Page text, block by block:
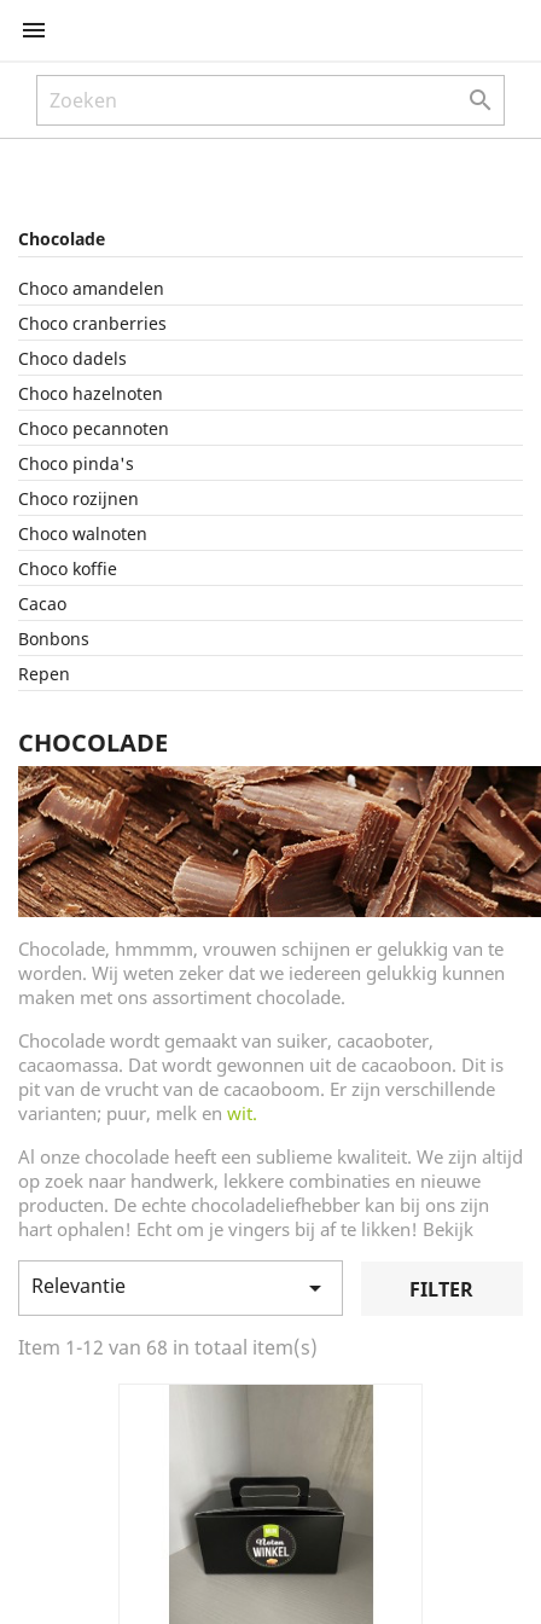


Chocolade
Choco amandelen
Choco cranberries
Choco dadels
Choco hazelnoten
Choco pecannoten
Choco pinda's
Choco rozijnen
Choco walnoten
Choco koffie
Cacao
Bonbons
Repen
CHOCOLADE
Chocolade, hmmmm, vrouwen schijnen er gelukkig van te
worden. Wij weten zeker dat we iedereen gelukkig kunnen
maken met ons assortiment chocolade.
Chocolade wordt gemaakt van suiker, cacaoboter,
cacaomassa. Dat wordt gewonnen uit de cacaoboon. Dit is
pit van de vrucht van de cacaoboom. Er zijn verschillende
varianten; puur, melk en wit.
Al onze chocolade heeft een sublieme kwaliteit. We zijn altijd
op zoek naar handwerk, lekkere combinaties en nieuwe
producten. De echte chocoladeliefhebber kan bij ons zijn
hart ophalen! Echt om je vingers bij af te likken! Bekijk
Relevantie  FILTER
Item 1-12 van 68 in totaal item(s)